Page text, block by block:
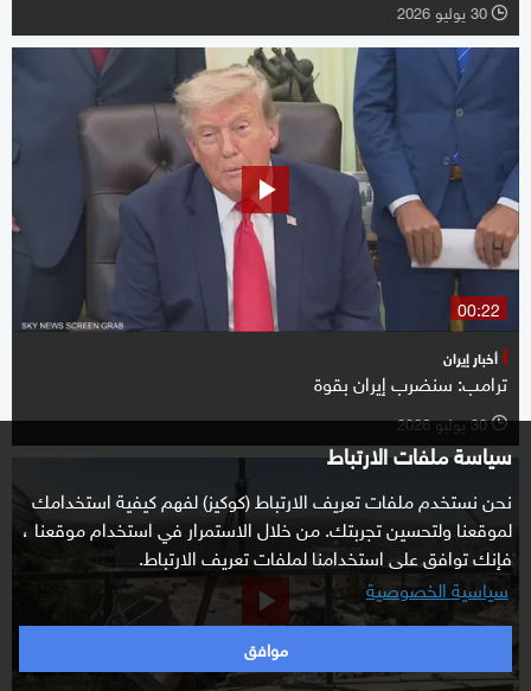
سياسة ملفات الارتباط
نحن نستخدم ملفات تعريف الارتباط (كوكيز) لفهم كيفية استخدامك
لموقعنا ولتحسين تجربتك. من خلال الاستمرار في استخدام موقعنا ،
فإنك توافق على استخدامنا لملفات تعريف الارتباط.
سياسية الخصوصية
موافق
l 30 يوليو 2026
00:22
أخبار إيران
ترامب: سنضرب إيران بقوة
l 30 يوليو 2026